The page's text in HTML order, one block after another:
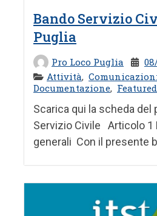
Bando Servizio
Puglia
Pro Loco Puglia
Attività,
Documentazione, Featured
Scarica qui la scheda del
Servizio Civile Articolo 1
generali Con il presente